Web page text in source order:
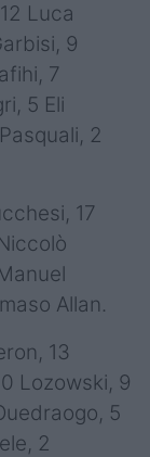
Luca
9
7
5 Eli
2
17
Allan.
13
Lozowski, 9
5
2